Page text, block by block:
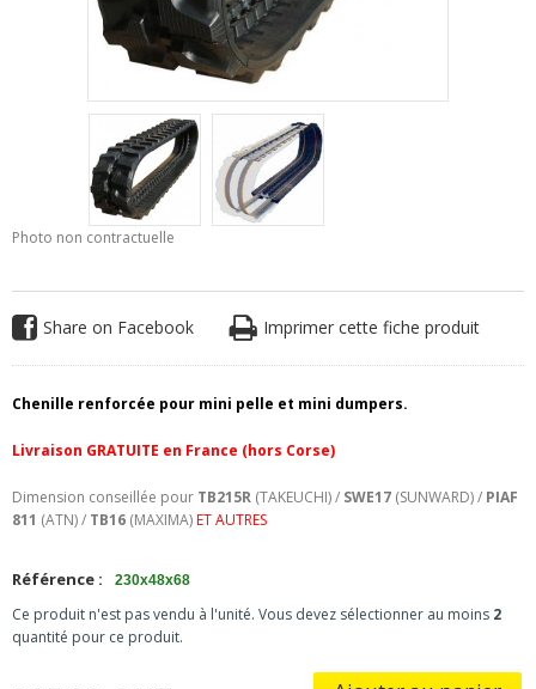
Photo non contractuelle
Share on Facebook Imprimer cette fiche produit
Chenille renforcée pour mini pelle et mini dumpers.
Livraison GRATUITE en France (hors Corse)
Dimension conseillée pour TB215R(TAKEUCHI) / SWE17(SUNWARD) / PIAF
811 (ATN) / TB16(MAXIMA)ET AUTRES
Référence : 230x48x68
Ce produit n'est pas vendu à l'unité. Vous devez sélectionner au moins 2
quantité pour ce produit.